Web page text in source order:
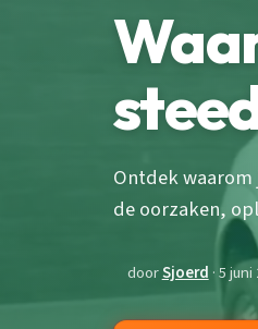
Ontdek
de oorzaken,
doorSjoerd · 5